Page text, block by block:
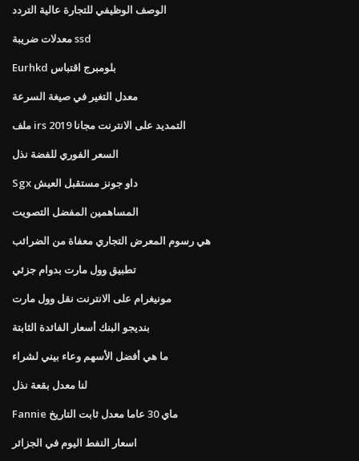
الوصف الوظيفي للتجارة عالية التردد
معدلات ضريبة ssd
Eurhkd بلومبرج اقتباس
معدل التغير في صيغة السرعة
ملف irs التمديد على الانترنت مجانا 2019
السعر الفوري للفضة نذل
Sgx داو جونز مستقبل العيش
المساهمين المفضل التصويت
هي رسوم المعرض التجاري معفاة من الضرائب
تطبيق وول مارت بدوام جزئي
مونيغرام على الانترنت نقل وول مارت
بنديجو البنك أسعار الفائدة الثابتة
ما هي أفضل الأسهم وعاء بيني لشراء
لنا معدل بقعة نذل
Fannie ماي 30 عاما معدل ثابت التاريخ
اسعار النفط اليوم في الجزائر